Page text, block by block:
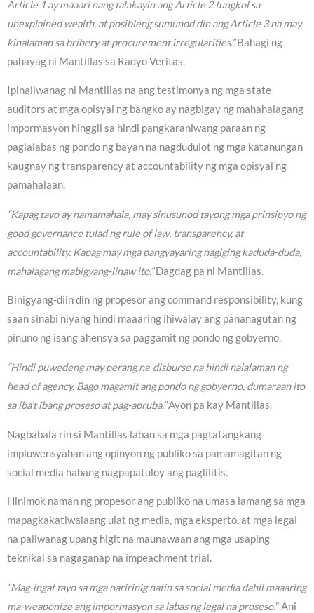
Article 1 ay maaari nang talakayin ang Article 2 tungkol sa
unexplained wealth, at posibleng sumunod din ang Article 3 na may
kinalaman sa bribery at procurement irregularities.”Bahagi ng
pahayag ni Mantillas sa Radyo Veritas.
Ipinaliwanag ni Mantillas na ang testimonya ng mga state
auditors at mga opisyal ng bangko ay nagbigay ng mahahalagang
impormasyon hinggil sa hindi pangkaraniwang paraan ng
paglalabas ng pondo ng bayan na nagdudulot ng mga katanungan
kaugnay ng transparency at accountability ng mga opisyal ng
pamahalaan.
“Kapag tayo ay namamahala, may sinusunod tayong mga prinsipyo ng
good governance tulad ng rule of law, transparency, at
accountability. Kapag may mga pangyayaring nagiging kaduda-duda,
mahalagang mabigyang-linaw ito.”Dagdag pa ni Mantillas.
Binigyang-diin din ng propesor ang command responsibility, kung
saan sinabi niyang hindi maaaring ihiwalay ang pananagutan ng
pinuno ng isang ahensya sa paggamit ng pondo ng gobyerno.
“Hindi puwedeng may perang na-disburse na hindi nalalaman ng
head of agency. Bago magamit ang pondo ng gobyerno, dumaraan ito
sa iba’t ibang proseso at pag-apruba.”Ayon pa kay Mantillas.
Nagbabala rin si Mantillas laban sa mga pagtatangkang
impluwensyahan ang opinyon ng publiko sa pamamagitan ng
social media habang nagpapatuloy ang paglilitis.
Hinimok naman ng propesor ang publiko na umasa lamang sa mga
mapagkakatiwalaang ulat ng media, mga eksperto, at mga legal
na paliwanag upang higit na maunawaan ang mga usaping
teknikal sa nagaganap na impeachment trial.
“Mag-ingat tayo sa mga naririnig natin sa social media dahil maaaring
ma-weaponize ang impormasyon sa labas ng legal na proseso.” Ani